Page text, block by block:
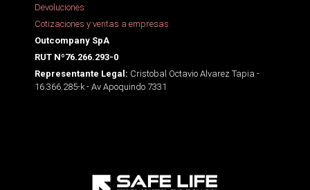
Devoluciones
Cotizaciones y ventas a empresas
Outcompany SpA
RUT Nº76.266.293-0
Representante Legal: Cristobal Octavio Alvarez Tapia -
16.366.285-k - Av Apoquindo 7331